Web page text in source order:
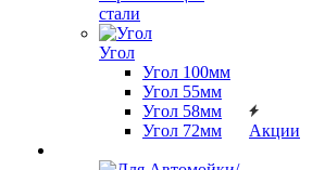
стали
Угол
Угол 100мм
Угол 55мм
Угол 58мм
Угол 72мм
Акции